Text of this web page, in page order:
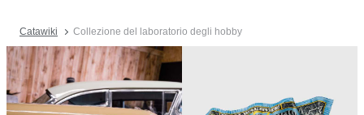
Catawiki Collezione del laboratorio degli hobby